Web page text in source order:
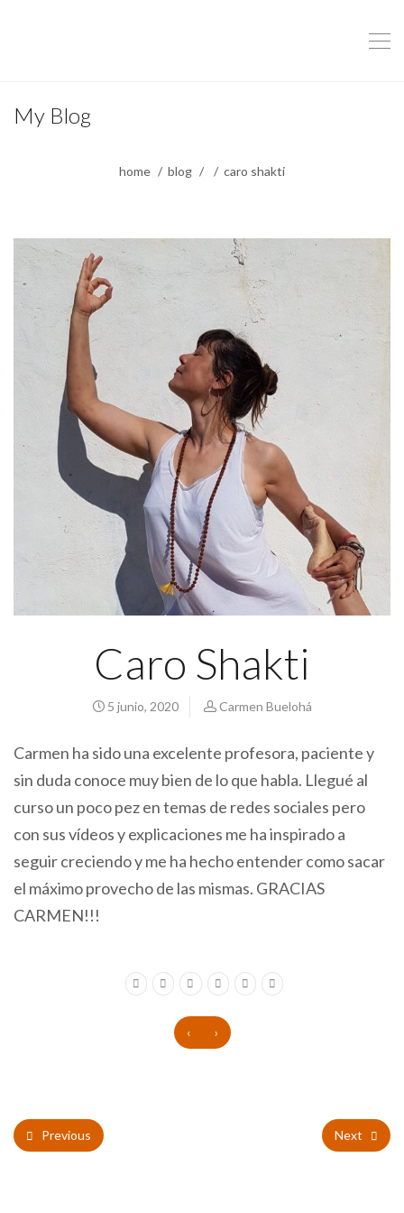
My Blog
home blog caro shakti
Caro Shakti
5 junio, 2020 Carmen Buelohá
Carmen ha sido una excelente profesora, paciente y
sin duda conoce muy bien de lo que habla. Llegué al
curso un poco pez en temas de redes sociales pero
con sus vídeos y explicaciones me ha inspirado a
seguir creciendo y me ha hecho entender como sacar
el máximo provecho de las mismas. GRACIAS
CARMEN!!!
‹ ›
Previous Next